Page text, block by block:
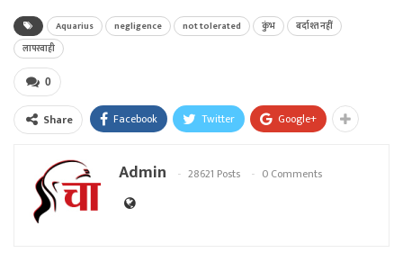
Aquarius negligence not tolerated कुंभ
बर्दाश्त नहीं
लापरवाही
0
Share Facebook Twitter Google+
Admin 28621 Posts 0 Comments